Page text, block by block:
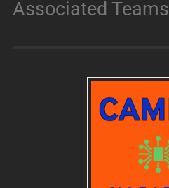
Associated Teams